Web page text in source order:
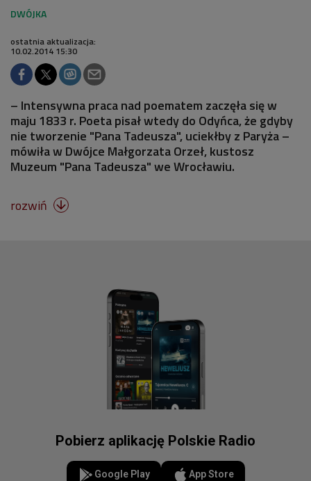
ostatnia aktualizacja:
10.02.2014 15:30
– Intensywna praca nad poematem zaczęła się w
maju 1833 r. Poeta pisał wtedy do Odyńca, że gdyby
nie tworzenie "Pana Tadeusza", uciekłby z Paryża –
mówiła w Dwójce Małgorzata Orzeł, kustosz
Muzeum "Pana Tadeusza" we Wrocławiu.
rozwiń 
Pobierz aplikację Polskie Radio
Google Play App Store